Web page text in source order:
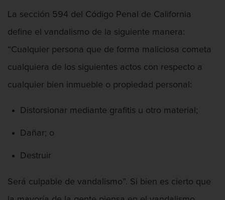
División de Justicia Juvenil
Petición Aceptada
Proyecto de Ley del Senado SB 439
Sello de Registros Juveniles
Delitos Contra La Propiedad
La sección 594 del Código Penal de California
define el vandalismo de la siguiente manera:
“Cualquier persona que de forma maliciosa cometa
cualquiera de los siguientes actos con respecto a
cualquier bien inmueble o propiedad personal:
Distorsionar mediante grafitis u otro material;
Dañar; o
Destruir
Será culpable de vandalismo”. Si bien es cierto que